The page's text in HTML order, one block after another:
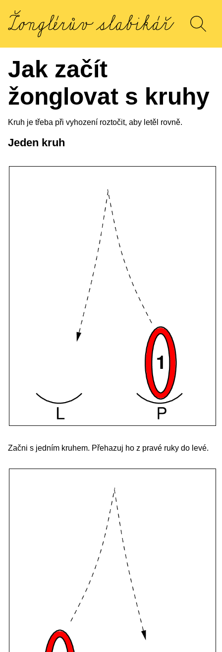
Jak začít
žonglovat s kruhy
Kruh je třeba při vyhození roztočit, aby letěl rovně.
Jeden kruh
Začni s jedním kruhem. Přehazuj ho z pravé ruky do levé.